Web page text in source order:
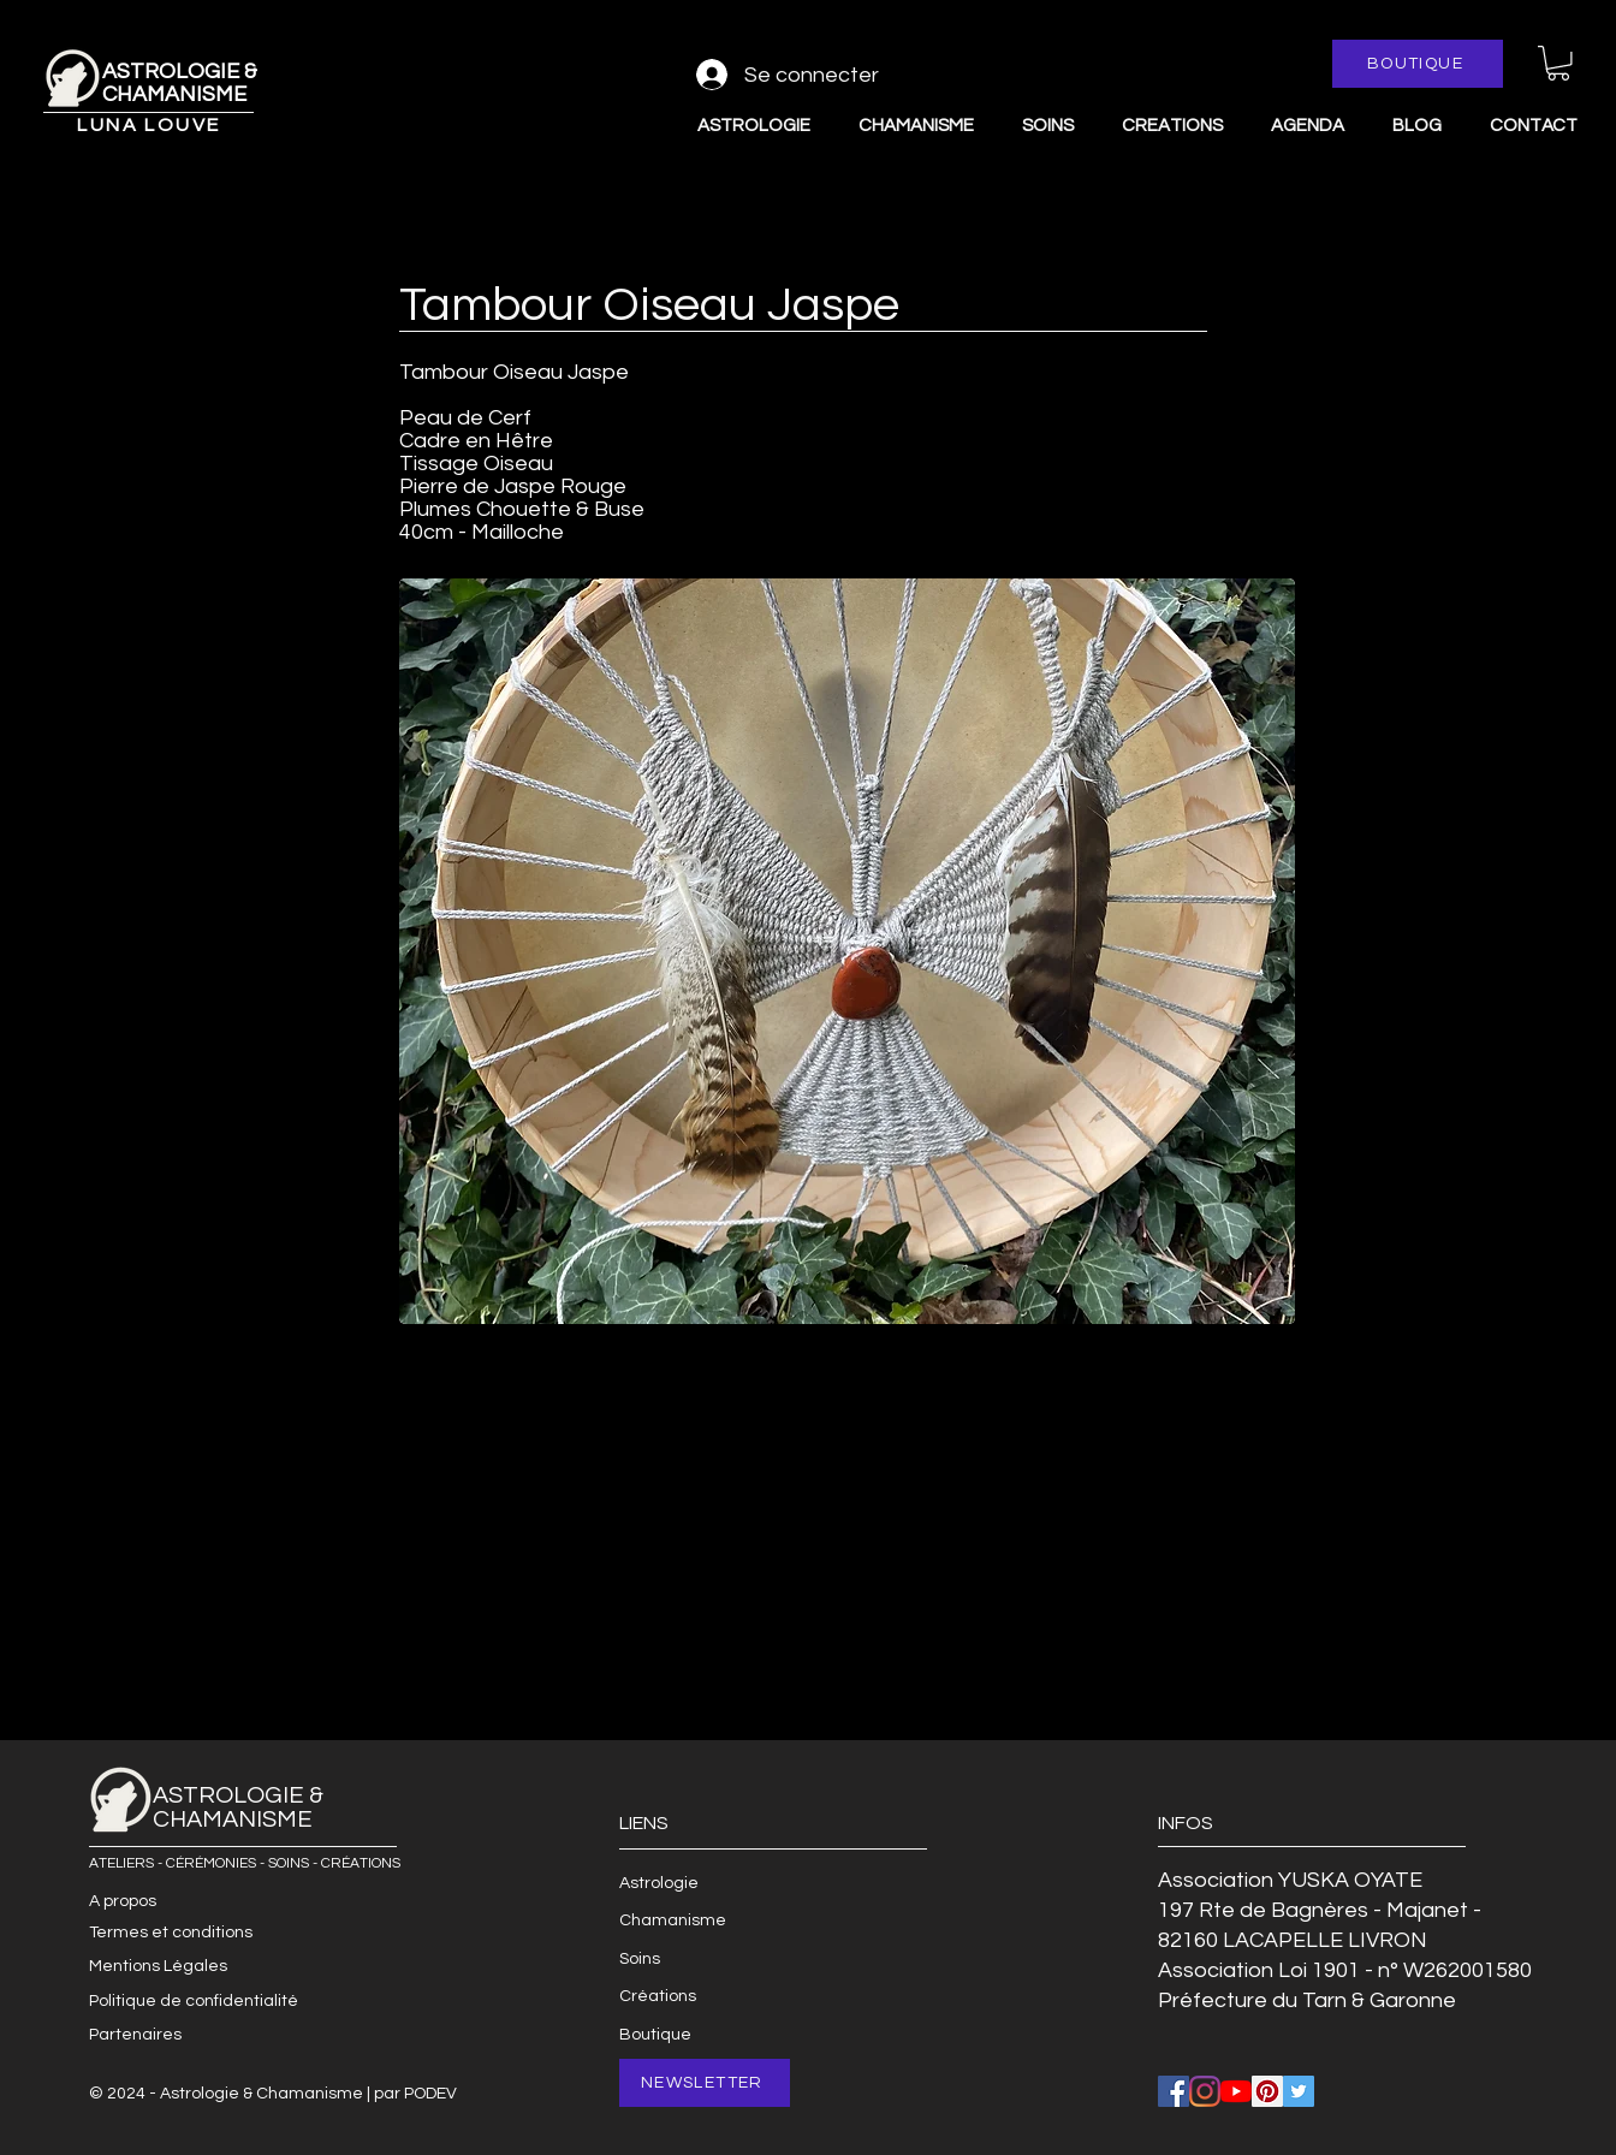
ASTROLOGIE &
CHAMANISME
LUNA LOUVE
Se connecter BOUTIQUE
ASTROLOGIE CHAMANISME SOINS CREATIONS AGENDA BLOG CONTACT
Tambour Oiseau Jaspe
Tambour Oiseau Jaspe
Peau de Cerf
Cadre en Hêtre
Tissage Oiseau
Pierre de Jaspe Rouge
Plumes Chouette & Buse
40cm - Mailloche
ASTROLOGIE &
CHAMANISME
ATELIERS - CÉRÉMONIES - SOINS - CRÉATIONS
A propos
Termes et conditions
Mentions Légales
Politique de confidentialité
Partenaires
© 2024 - Astrologie & Chamanisme | par PODEV
LIENS
Astrologie
Chamanisme
Soins
Créations
Boutique
NEWSLETTER
INFOS
Association YUSKA OYATE
197 Rte de Bagnères - Majanet -
82160 LACAPELLE LIVRON
Association Loi 1901 - n° W262001580
Préfecture du Tarn & Garonne